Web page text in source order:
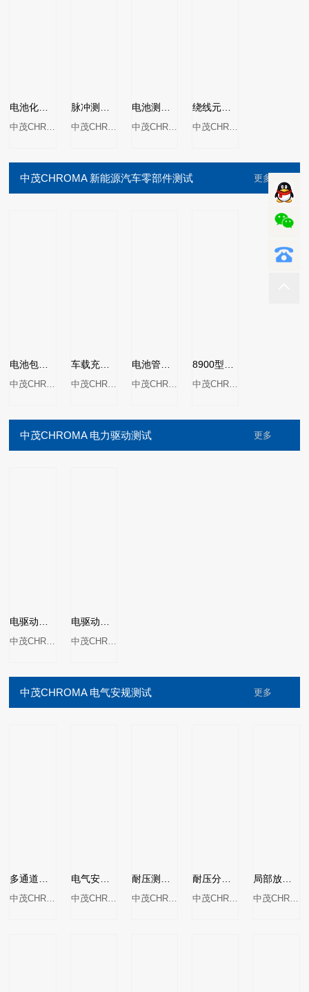
电池化成整体解决方案MODEL 17000系列
中茂CHROMA
脉冲测试仪MODEL 19311系列
中茂CHROMA
电池测试监控系统MODEL 17091
中茂CHROMA
绕线元件安规扫描测试器MODEL 19035
中茂CHROMA
中茂CHROMA 新能源汽车零部件测试 更多
电池包功率级硬件在环测试系统MODEL8610
中茂CHROMA
车载充电器/DC-DC转换器功率级硬件在环测试系统MODEL 8620
中茂CHROMA
电池管理系统功率级硬件在环测试系统MODEL8630
中茂CHROMA
8900型电气设备自动测试系统
中茂CHROMA
中茂CHROMA 电力驱动测试 更多
电驱动总成测试系统E-AXLE TEST SYSTEM MODEL 1220
中茂CHROMA
电驱动测试系统E-PROPULSION TEST SYSTEM MODEL 1210
中茂CHROMA
中茂CHROMA 电气安规测试 更多
多通道同步耐压测试器MODEL19020系列
中茂CHROMA
电气安规综合测试仪MODEL 19032/19032-P
中茂CHROMA
耐压测试器MODEL19070&19050系列
中茂CHROMA
耐压分析仪MODEL 19055/19055-C
中茂CHROMA
局部放电测试器MODEL 19501-K
中茂CHROMA